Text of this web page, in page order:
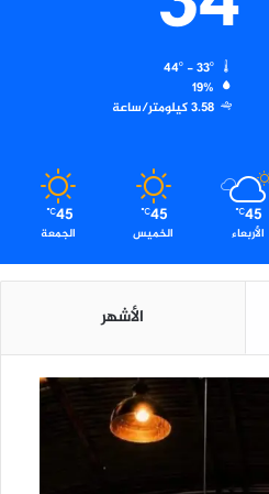
19%
3.58 كيلومتر/ساعة
45
℃
الأربعاء
45
℃
الخميس
45
℃
الجمعة
الأشهر